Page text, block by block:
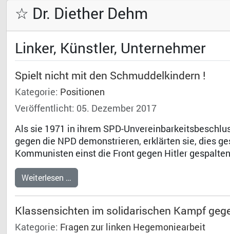
☆ Dr. Diether Dehm
Linker, Künstler, Unternehmer
Spielt nicht mit den Schmuddelkindern !
Kategorie: Positionen
Veröffentlicht: 05. Dezember 2017
Als sie 1971 in ihrem SPD-
gegen die NPD demonstrieren, erklärten sie, dies
Kommunisten einst die Front gegen Hitler
Weiterlesen …
Klassensichten im solidarischen Kampf
Kategorie: Fragen zur linken Hegemoniearbeit